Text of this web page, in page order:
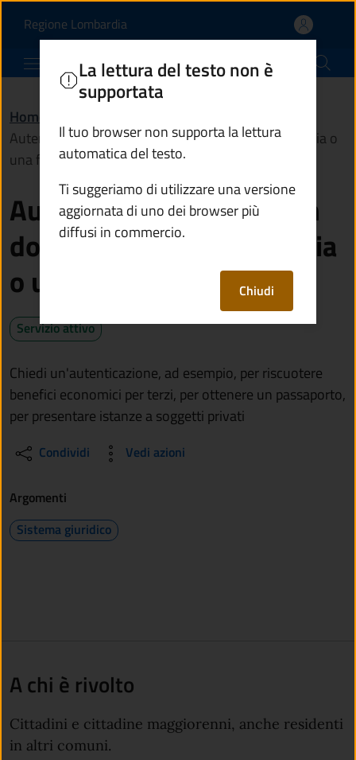
Autenticare la copia di
Regione Lombardia(apre in un'altra scheda).
Comune di Ponte di Legno
Home
Autenticare la copia di un documento, una fotografia o
una firma
Autenticare la copia di un
documento, una fotografia
o una firma
Servizio attivo
Chiedi un'autenticazione, ad esempio, per riscuotere
benefici economici per terzi, per ottenere un passaporto,
per presentare istanze a soggetti privati
Condividi Vedi azioni
La lettura del testo non è
supportata
Il tuo browser non supporta la lettura
automatica del testo.
Ti suggeriamo di utilizzare una versione
aggiornata di uno dei browser più
diffusi in commercio.
Chiudi
Argomenti
Sistema giuridico
A chi è rivolto
Cittadini e cittadine maggiorenni, anche residenti
in altri comuni.